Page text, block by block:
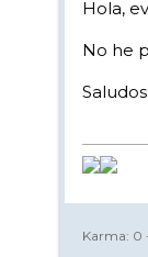
Hola,
No he
Karma: 0